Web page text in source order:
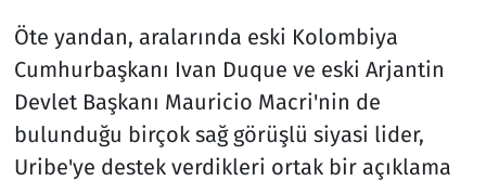
Öte yandan, aralarında eski Kolombiya
Cumhurbaşkanı Ivan Duque ve eski Arjantin
Devlet Başkanı Mauricio Macri'nin de
bulunduğu birçok sağ görüşlü siyasi lider,
Uribe'ye destek verdikleri ortak bir açıklama